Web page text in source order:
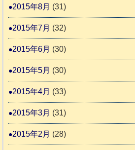
2015年8月 (31)
2015年7月 (32)
2015年6月 (30)
2015年5月 (30)
2015年4月 (33)
2015年3月 (31)
2015年2月 (28)